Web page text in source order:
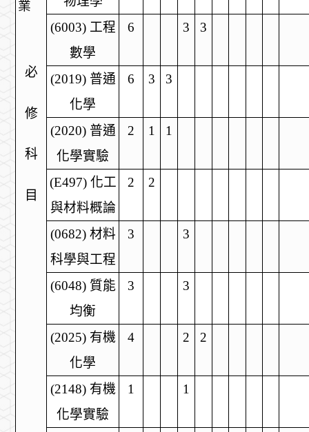
業
必
修
科
目
(6003) 工程
數學
6 3 3
(2019) 普通
化學
6 3 3
(2020) 普通
化學實驗
2 1 1
(E497) 化工
與材料概論
2 2
(0682) 材料
科學與工程
3 3
(6048) 質能
均衡
3 3
(2025) 有機
化學
4 2 2
(2148) 有機
化學實驗
1 1